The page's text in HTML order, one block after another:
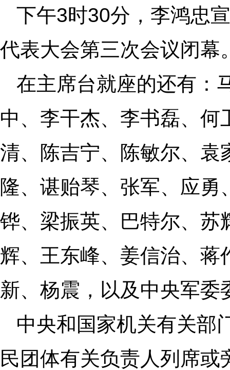
下午3时30分，李鸿忠
代表大会第三次会议闭幕
在主席台就座的还有：
中、李干杰、李书磊、
清、陈吉宁、陈敏尔、袁
隆、谌贻琴、张军、应
铧、梁振英、巴特尔、苏
辉、王东峰、姜信治、蒋
新、杨震，以及中央军
中央和国家机关有关部
民团体有关负责人列席或